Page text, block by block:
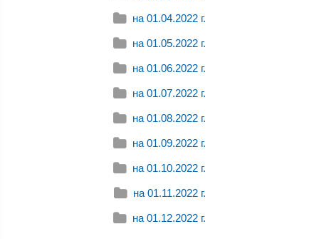
на 01.04.2022 г.
на 01.05.2022 г.
на 01.06.2022 г.
на 01.07.2022 г.
на 01.08.2022 г.
на 01.09.2022 г.
на 01.10.2022 г.
на 01.11.2022 г.
на 01.12.2022 г.